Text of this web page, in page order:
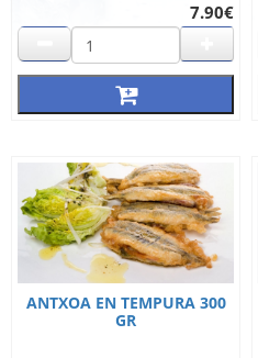
7.90€
ANTXOA EN TEMPURA 300
GR